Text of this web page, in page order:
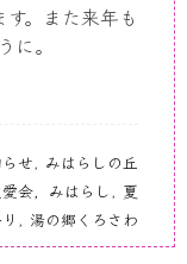
。また来年も
に。
せ, みはらしの丘
会，みはらし, 夏
, 湯の郷くろさわ